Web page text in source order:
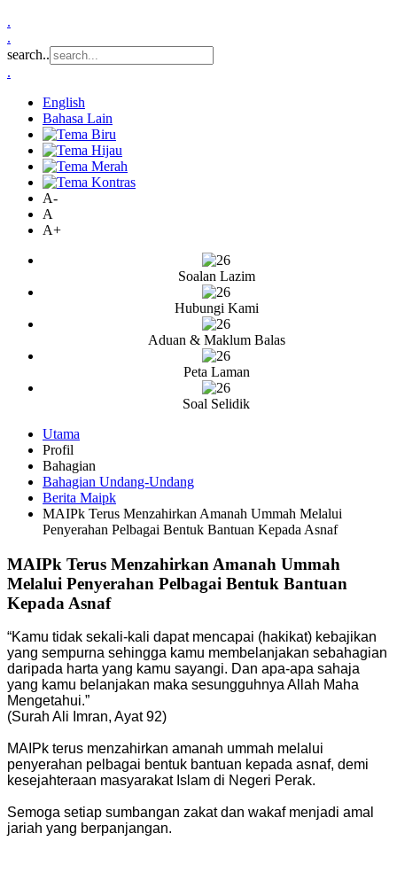
.
.
search..
.
English
Bahasa Lain
A-
A
A+
Soalan Lazim
Hubungi Kami
Aduan & Maklum Balas
Peta Laman
Soal Selidik
Utama
Profil
Bahagian
Bahagian Undang-Undang
Berita Maipk
MAIPk Terus Menzahirkan Amanah Ummah Melalui
Penyerahan Pelbagai Bentuk Bantuan Kepada Asnaf
MAIPk Terus Menzahirkan Amanah Ummah
Melalui Penyerahan Pelbagai Bentuk Bantuan
Kepada Asnaf
“Kamu tidak sekali-kali dapat mencapai (hakikat) kebajikan
yang sempurna sehingga kamu membelanjakan sebahagian
daripada harta yang kamu sayangi. Dan apa-apa sahaja
yang kamu belanjakan maka sesungguhnya Allah Maha
Mengetahui.”
(Surah Ali Imran, Ayat 92)
MAIPk terus menzahirkan amanah ummah melalui
penyerahan pelbagai bentuk bantuan kepada asnaf, demi
kesejahteraan masyarakat Islam di Negeri Perak.
Semoga setiap sumbangan zakat dan wakaf menjadi amal
jariah yang berpanjangan.